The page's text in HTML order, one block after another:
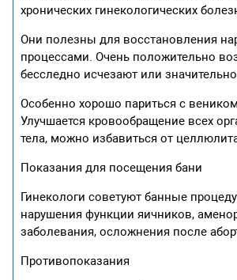
хронических гинекологических
Они полезны для восстановления
процессами. Очень положительно
бесследно исчезают или
Особенно хорошо париться с
Улучшается кровообращение всех
тела, можно избавиться от
Показания для посещения бани
Гинекологи советуют банные
нарушения функции яичников,
заболевания, осложнения после
Противопоказания